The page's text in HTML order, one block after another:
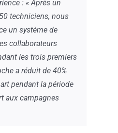
: « Après un
techniciens, nous
un système de
collaborateurs
les trois premiers
a réduit de 40%
pendant la période
aux campagnes